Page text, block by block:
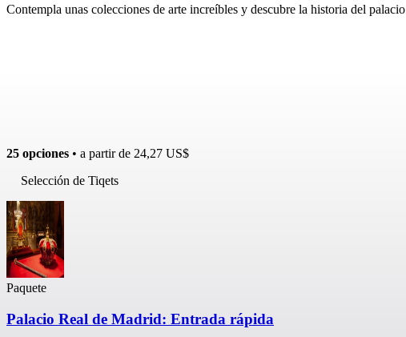
Contempla unas colecciones de arte increíbles y descubre la historia del palacio
25 opciones • a partir de 24,27 US$
Selección de Tiqets
Paquete
Palacio Real de Madrid: Entrada rápida